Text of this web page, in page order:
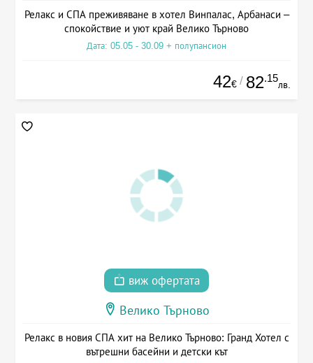
Релакс и СПА преживяване в хотел Винпалас, Арбанаси –
спокойствие и уют край Велико Търново
Дата: 05.05 - 30.09 + полупансион
42€ / 82.15
лв.
виж офертата
Велико Търново
Релакс в новия СПА хит на Велико Търново: Гранд Хотел с
вътрешни басейни и детски кът